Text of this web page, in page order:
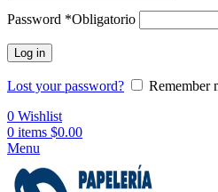
Password *Obligatorio
Log in
Lost your password?
Remember
0 Wishlist
0 items $0.00
Menu